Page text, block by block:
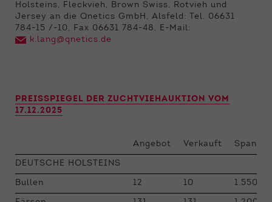
Holsteins, Fleckvieh, Brown Swiss, Rotvieh und
Jersey an die Qnetics GmbH, Alsfeld: Tel. 06631
784-15 /-10, Fax 06631 784-48, E-Mail:
k.lang@qnetics.de
PREISSPIEGEL DER ZUCHTVIEHAUKTION VOM
17.12.2025
Angebot Verkauft Spanne
DEUTSCHE HOLSTEINS
Bullen 12 10 1.550 -